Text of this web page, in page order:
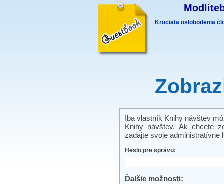
Kruciata oslobodenia
Iba vlastník Knihy návštev
Knihy návštev. Ak chcete
zadajte svoje administratívne
Heslo pre správu:
Ďalšie možnosti: